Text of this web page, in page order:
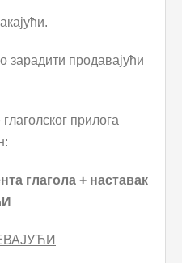
.
зарадити продавајући
прилога
глагола + наставак